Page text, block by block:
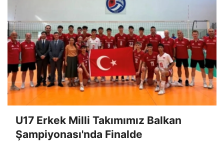
U17 Erkek Milli Takımımız Balkan
Şampiyonası'nda Finalde